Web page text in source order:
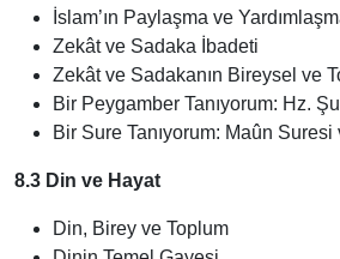
İslam’ın Paylaşma ve
Zekât ve Sadaka İbadeti
Zekât ve Sadakanın Bireysel ve
Bir Peygamber Tanıyorum: Hz.
Bir Sure Tanıyorum: Maûn Suresi
8.3 Din ve Hayat
Din, Birey ve Toplum